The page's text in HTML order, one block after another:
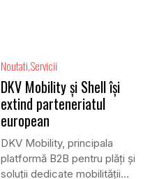
Noutati Servicii
DKV Mobility și Shell își
extind parteneriatul
european
DKV Mobility, principala
platformă B2B pentru plăți și
soluții dedicate mobilității